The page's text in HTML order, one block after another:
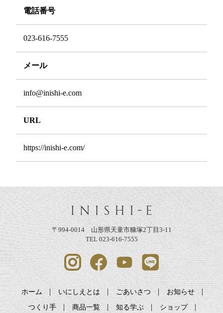
電話番号
023-616-7555
メール
info@inishi-e.com
URL
https://inishi-e.com/
〒994-0014 山形県天童市糠塚2丁目3-11
TEL 023-616-7555
ホーム いにしえとは ごあいさつ
お知らせ
つくり手
商品一覧 知る学ぶ ショップ